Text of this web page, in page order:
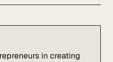
in creating